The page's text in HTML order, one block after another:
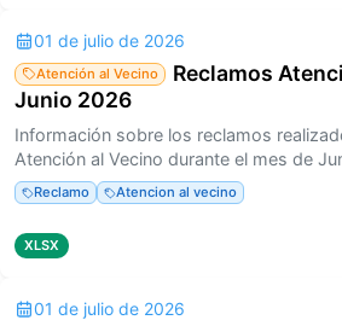
01 de julio de 2026
Atención al Vecino
Reclamos
Junio 2026
Información sobre los reclamos
Atención al Vecino durante el mes de
Reclamo Atencion al vecino
XLSX
01 de julio de 2026